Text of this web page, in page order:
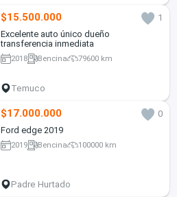
$15.500.000
1
Excelente auto único dueño
transferencia inmediata
2018 Bencina 79600 km
Temuco
$17.000.000
0
Ford edge 2019
2019 Bencina 100000 km
Padre Hurtado